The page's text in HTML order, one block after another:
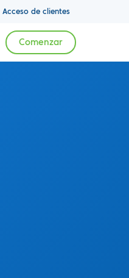
Acceso de clientes
Comenzar
episodio